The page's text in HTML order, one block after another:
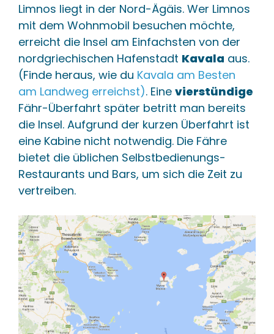
🔗 In diesem Content
Patmos
Griechische Insel in der Ägäis, bekannt für das
Johanneskloster.
🔗 In diesem Content
Mykonos
Beliebte griechische Insel, bekannt für Strände
+
Syros
Griechische Insel, Verwaltungssitz der Kykladen,
mit neoklassischer Architektur.
+
🔗 In diesem Content 🌐 2
Limnos liegt in der Nord-Ägäis. Wer Limnos
mit dem Wohnmobil besuchen möchte,
erreicht die Insel am Einfachsten von der
nordgriechischen Hafenstadt Kavala aus.
(Finde heraus, wie du Kavala am Besten
am Landweg erreichst). Eine vierstündige
Fähr-Überfahrt später betritt man bereits
die Insel. Aufgrund der kurzen Überfahrt ist
eine Kabine nicht notwendig. Die Fähre
bietet die üblichen Selbstbedienungs-
Restaurants und Bars, um sich die Zeit zu
vertreiben.